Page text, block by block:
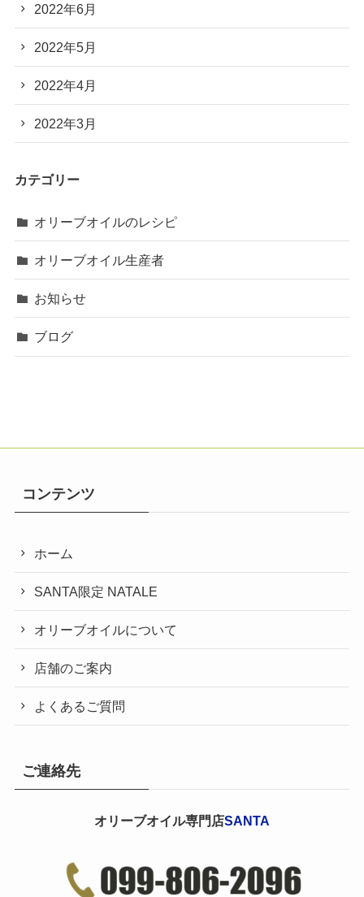
2022年6月
2022年5月
2022年4月
2022年3月
カテゴリー
オリーブオイルのレシピ
オリーブオイル生産者
お知らせ
ブログ
コンテンツ
ホーム
SANTA限定 NATALE
オリーブオイルについて
店舗のご案内
よくあるご質問
ご連絡先
オリーブオイル専門店SANTA